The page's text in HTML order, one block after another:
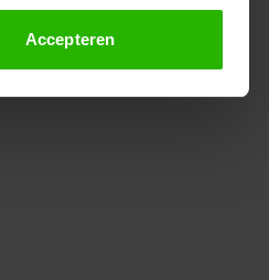
altijd wijzigen of
Accepteren